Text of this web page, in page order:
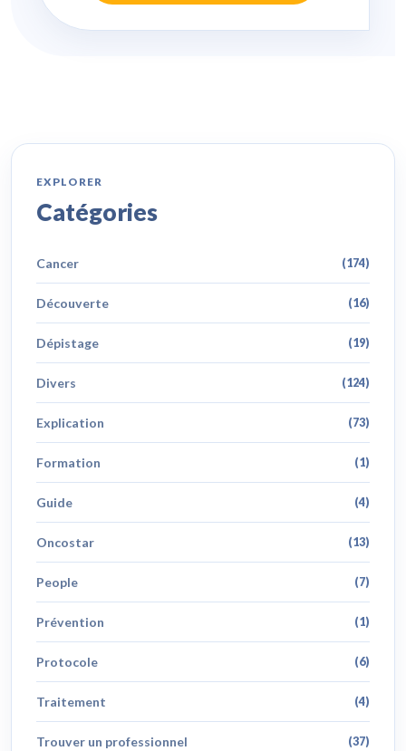
EXPLORER
Catégories
Cancer (174)
Découverte (16)
Dépistage (19)
Divers (124)
Explication (73)
Formation (1)
Guide (4)
Oncostar (13)
People (7)
Prévention (1)
Protocole (6)
Traitement (4)
Trouver un professionnel (37)